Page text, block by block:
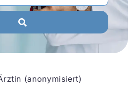
(anonymisiert)